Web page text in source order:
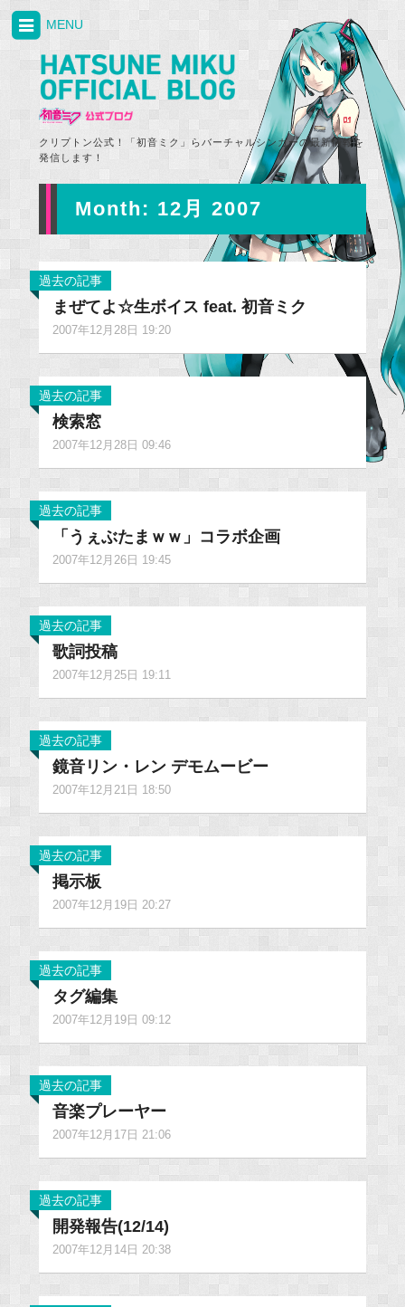
クリプトン公式！「初音ミク」らバーチャルシンガーの最新情報を
発信します！
MENU
Month: 12月 2007
過去の記事
まぜてよ☆生ボイス feat. 初音ミク
2007年12月28日 19:20
過去の記事
検索窓
2007年12月28日 09:46
過去の記事
「うぇぶたまｗｗ」コラボ企画
2007年12月26日 19:45
過去の記事
歌詞投稿
2007年12月25日 19:11
過去の記事
鏡音リン・レン デモムービー
2007年12月21日 18:50
過去の記事
掲示板
2007年12月19日 20:27
過去の記事
タグ編集
2007年12月19日 09:12
過去の記事
音楽プレーヤー
2007年12月17日 21:06
過去の記事
開発報告(12/14)
2007年12月14日 20:38